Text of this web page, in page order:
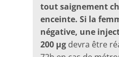
tout saignement
enceinte. Si la
négative, une
200 µgdevra être